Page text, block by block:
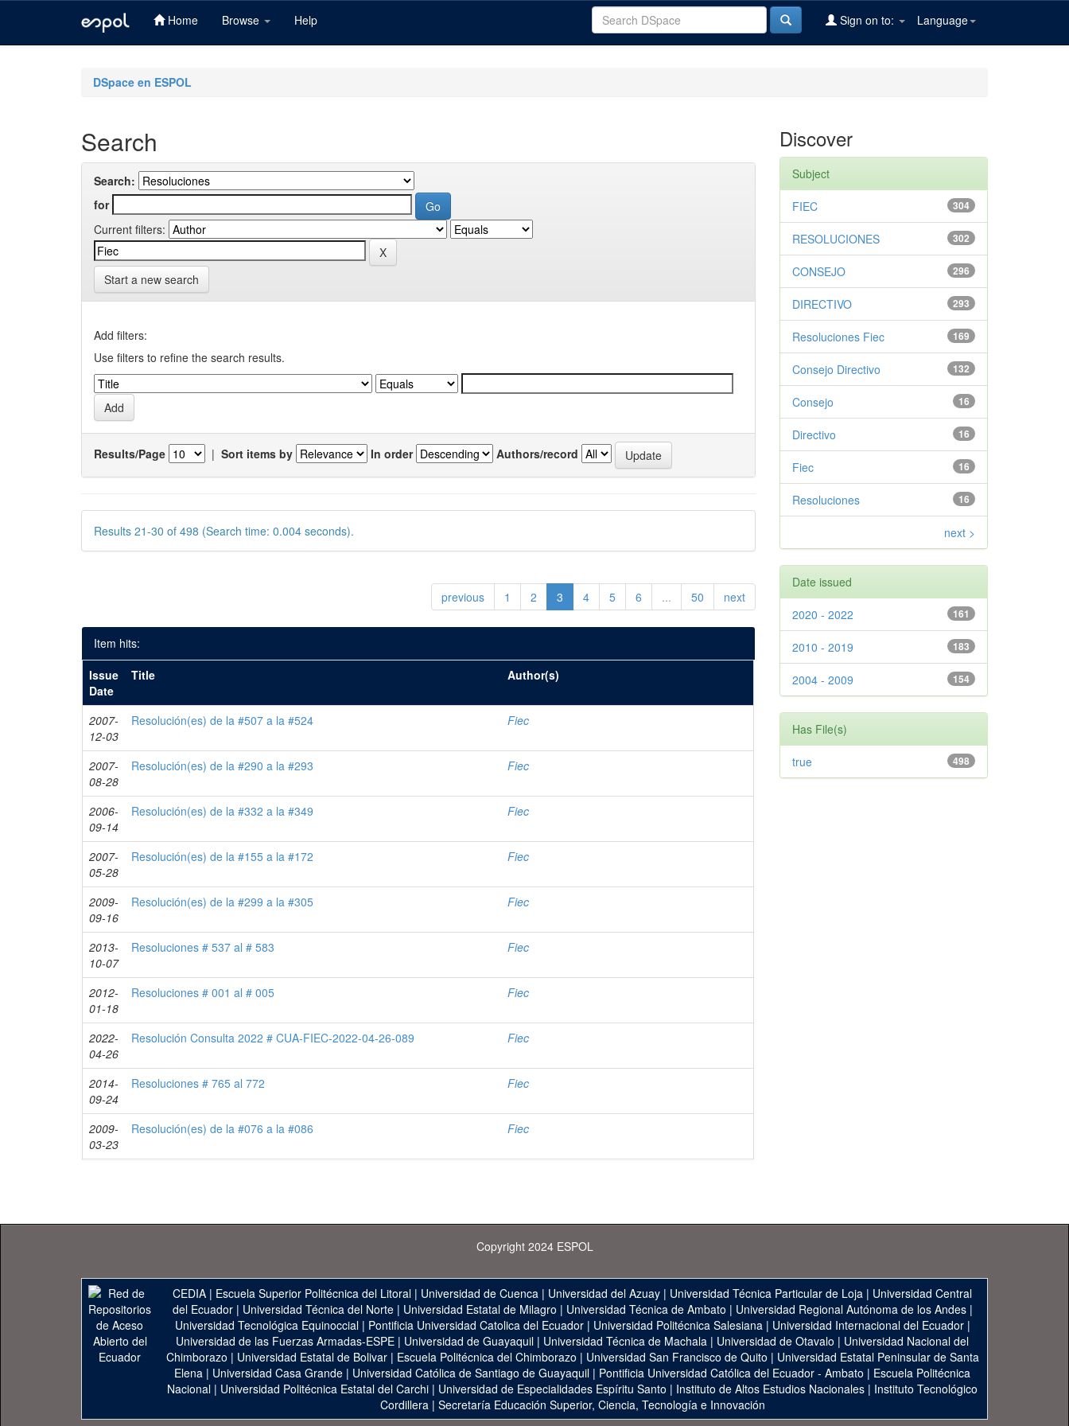
Home Browse Help Language
Sign on to:
DSpace en ESPOL
Search
Search:
for
Current filters:
Start a new search
Add filters:
Use filters to refine the search results.
Results/Page | Sort items by In order Authors/record
Results 21-30 of 498 (Search time: 0.004 seconds).
previous 1 2 3 4 5 6 ... 50 next
Item hits:
Issue
Date
Title Author(s)
2007-
12-03
Resolución(es) de la #507 a la #524 Fiec
2007-
08-28
Resolución(es) de la #290 a la #293 Fiec
2006-
09-14
Resolución(es) de la #332 a la #349 Fiec
2007-
05-28
Resolución(es) de la #155 a la #172 Fiec
2009-
09-16
Resolución(es) de la #299 a la #305 Fiec
2013-
10-07
Resoluciones # 537 al # 583 Fiec
2012-
01-18
Resoluciones # 001 al # 005 Fiec
2022-
04-26
Resolución Consulta 2022 # CUA-FIEC-2022-04-26-089 Fiec
2014-
09-24
Resoluciones # 765 al 772 Fiec
2009-
03-23
Resolución(es) de la #076 a la #086 Fiec
Discover
Subject
304
FIEC
302
RESOLUCIONES
296
CONSEJO
293
DIRECTIVO
169
Resoluciones Fiec
132
Consejo Directivo
16
Consejo
16
Directivo
16
Fiec
16
Resoluciones
next >
Date issued
161
2020 - 2022
183
2010 - 2019
154
2004 - 2009
Has File(s)
498
true
Copyright 2024 ESPOL
CEDIA | Escuela Superior Politécnica del Litoral | Universidad de Cuenca | Universidad del Azuay | Universidad Técnica Particular de Loja | Universidad Central
del Ecuador| Universidad Técnica del Norte| Universidad Estatal de Milagro | Universidad Técnica de Ambato | Universidad Regional Autónoma de los Andes|
Universidad Tecnológica Equinoccial| Pontificia Universidad Catolica del Ecuador| Universidad Politécnica Salesiana| Universidad Internacional del Ecuador|
Universidad de las Fuerzas Armadas-ESPE | Universidad de Guayaquil | Universidad Técnica de Machala | Universidad de Otavalo | Universidad Nacional del
Chimborazo | Universidad Estatal de Bolivar| Escuela Politécnica del Chimborazo | Universidad San Francisco de Quito | Universidad Estatal Peninsular de Santa
Elena | Universidad Casa Grande | Universidad Católica de Santiago de Guayaquil | Pontificia Universidad Católica del Ecuador - Ambato | Escuela Politécnica
Nacional | Universidad Politécnica Estatal del Carchi | Universidad de Especialidades Espíritu Santo | Instituto de Altos Estudios Nacionales | Instituto Tecnológico
Cordillera| Secretaría Educación Superior, Ciencia, Tecnología e Innovación